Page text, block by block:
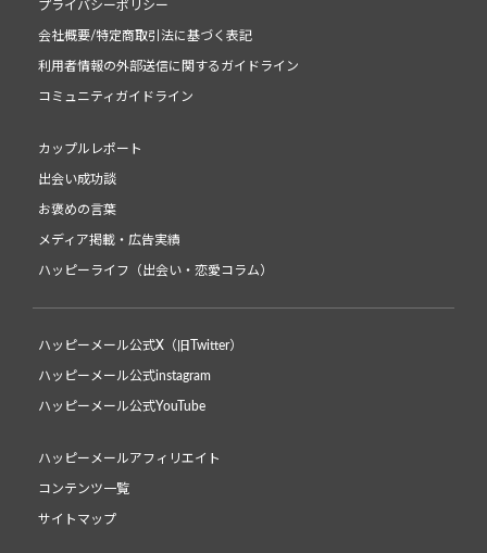
プライバシーポリシー
会社概要/特定商取引法に基づく表記
利用者情報の外部送信に関するガイドライン
コミュニティガイドライン
カップルレポート
出会い成功談
お褒めの言葉
メディア掲載・広告実績
ハッピーライフ（出会い・恋愛コラム）
ハッピーメール公式X（旧Twitter）
ハッピーメール公式instagram
ハッピーメール公式YouTube
ハッピーメールアフィリエイト
コンテンツ一覧
サイトマップ